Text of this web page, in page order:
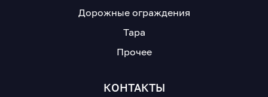
Дорожные ограждения
Тара
Прочее
КОНТАКТЫ